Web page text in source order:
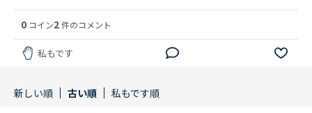
0 コイン2件のコメント
私もです
新しい順 古い順 私もです順